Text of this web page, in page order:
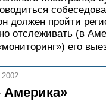
должен пройти
отслеживать (в
его